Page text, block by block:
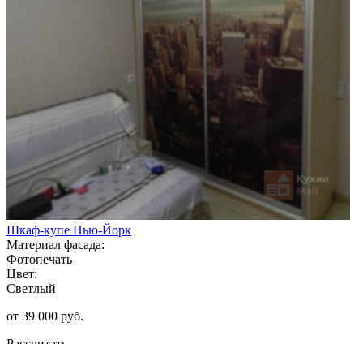
Шкаф-купе Нью-Йорк
Материал фасада:
Фотопечать
Цвет:
Светлый
от 39 000 руб.